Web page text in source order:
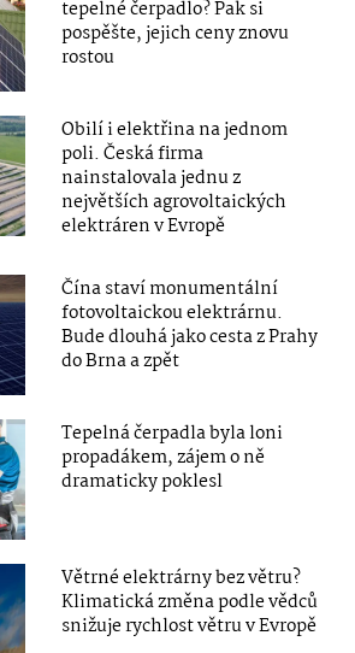
tepelné čerpadlo? Pak si
pospěšte, jejich ceny znovu
rostou
Obilí i elektřina na jednom
poli. Česká firma
nainstalovala jednu z
největších agrovoltaických
elektráren v Evropě
Čína staví monumentální
fotovoltaickou elektrárnu.
Bude dlouhá jako cesta z Prahy
do Brna a zpět
Tepelná čerpadla byla loni
propadákem, zájem o ně
dramaticky poklesl
Větrné elektrárny bez větru?
Klimatická změna podle vědců
snižuje rychlost větru v Evropě